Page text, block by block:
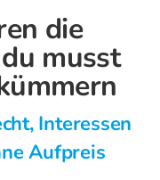
die
musst
Interessen
Aufpreis